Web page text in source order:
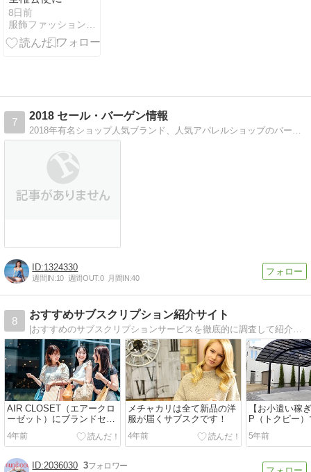
8日前
服飾ファッション等のよもやま話
7
2018 セール・バーゲン情報
2018年有名ショップ人気ブランド、人気アパレルショップのバーゲンセール・安売り情報、イベント、水着セール・バーゲンの最新情報。
1324330
週間IN:10 週間OUT:0 月間IN:40
8
おすすめサブスクリプション紹介サイト
|おすすめのサブスクリプションサービスを徹底的に調査して紹介しています。
AIR CLOSET（エアークロ
ーゼット）にブランドセレ
クト登場
4年前
メチャカリは全て新品の洋
服が届くサブスクです！
4年前
【お小遣い稼
P（トクピー
生！
5年前
2036030 3